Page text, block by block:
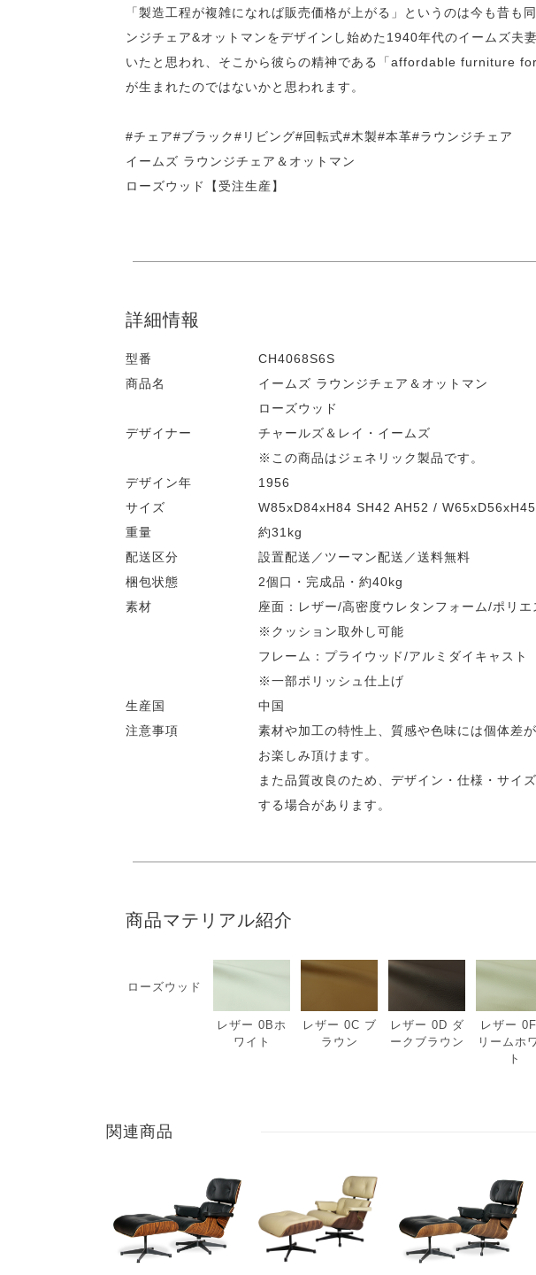
「製造工程が複雑になれば販売価格が上がる」というのは今も昔も
ンジチェア&オットマンをデザインし始めた1940年代のイームズ夫
いたと思われ、そこから彼らの精神である「affordable furniture
が生まれたのではないかと思われます。
#チェア#ブラック#リビング#回転式#木製#本革#ラウンジチェア
イームズ ラウンジチェア＆オットマン
ローズウッド【受注生産】
詳細情報
型番
CH4068S6S
商品名
イームズ ラウンジチェア＆オットマン
ローズウッド
デザイナー
チャールズ＆レイ・イームズ
※この商品はジェネリック製品です。
デザイン年
1956
サイズ
W85xD84xH84 SH42 AH52 /
重量
約31kg
配送区分
設置配送／ツーマン配送／送料無料
梱包状態
2個口・完成品・約40kg
素材
座面：レザー/高密度ウレタンフォーム/ポリエ
※クッション取外し可能
フレーム：プライウッド/アルミダイキャスト
※一部ポリッシュ仕上げ
生産国
中国
注意事項
素材や加工の特性上、質感や色味には個体差
お楽しみ頂けます。
また品質改良のため、デザイン・仕様・サイ
する場合があります。
商品マテリアル紹介
ローズウッド
レザー 0Bホ
ワイト
レザー 0C ブ
ラウン
レザー 0D ダ
ークブラウン
レザー
リームホ
ト
関連商品